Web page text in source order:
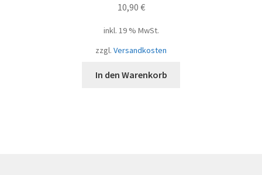
10,90 €
inkl. 19 % MwSt.
zzgl. Versandkosten
In den Warenkorb